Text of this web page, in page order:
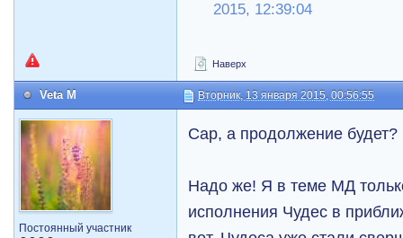
2015, 12:39:04
Наверх
Veta M Вторник, 13 января 2015, 00:56:55
Постоянный участник
Cap, а продолжение будет?
Надо же! Я в теме МД
исполнения Чудес в